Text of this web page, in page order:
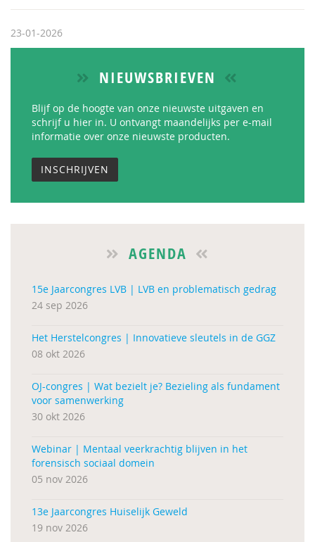
23-01-2026
NIEUWSBRIEVEN
Blijf op de hoogte van onze nieuwste uitgaven en
schrijf u hier in. U ontvangt maandelijks per e-mail
informatie over onze nieuwste producten.
INSCHRIJVEN
AGENDA
15e Jaarcongres LVB | LVB en problematisch gedrag
24 sep 2026
Het Herstelcongres | Innovatieve sleutels in de GGZ
08 okt 2026
OJ-congres | Wat bezielt je? Bezieling als fundament
voor samenwerking
30 okt 2026
Webinar | Mentaal veerkrachtig blijven in het
forensisch sociaal domein
05 nov 2026
13e Jaarcongres Huiselijk Geweld
19 nov 2026